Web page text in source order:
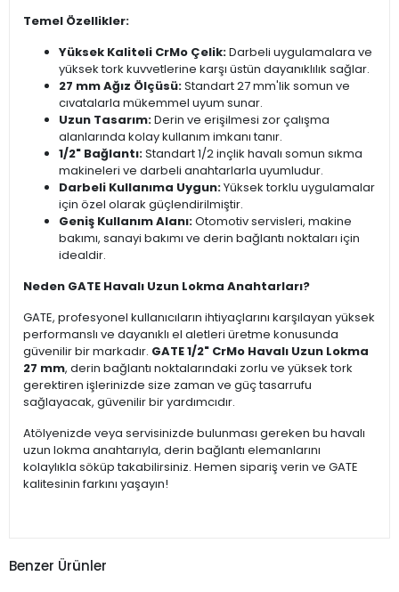
Temel Özellikler:
Yüksek Kaliteli CrMo Çelik:Darbeli uygulamalara ve
yüksek tork kuvvetlerine karşı üstün dayanıklılık sağlar.
27 mm Ağız Ölçüsü:Standart 27 mm'lik somun ve
cıvatalarla mükemmel uyum sunar.
Uzun Tasarım:Derin ve erişilmesi zor çalışma
alanlarında kolay kullanım imkanı tanır.
1/2" Bağlantı:Standart 1/2 inçlik havalı somun sıkma
makineleri ve darbeli anahtarlarla uyumludur.
Darbeli Kullanıma Uygun:Yüksek torklu uygulamalar
için özel olarak güçlendirilmiştir.
Geniş Kullanım Alanı:Otomotiv servisleri, makine
bakımı, sanayi bakımı ve derin bağlantı noktaları için
idealdir.
Neden GATE Havalı Uzun Lokma Anahtarları?
GATE, profesyonel kullanıcıların ihtiyaçlarını karşılayan yüksek
performanslı ve dayanıklı el aletleri üretme konusunda
güvenilir bir markadır. GATE 1/2" CrMo Havalı Uzun Lokma
27 mm, derin bağlantı noktalarındaki zorlu ve yüksek tork
gerektiren işlerinizde size zaman ve güç tasarrufu
sağlayacak, güvenilir bir yardımcıdır.
Atölyenizde veya servisinizde bulunması gereken bu havalı
uzun lokma anahtarıyla, derin bağlantı elemanlarını
kolaylıkla söküp takabilirsiniz. Hemen sipariş verin ve GATE
kalitesinin farkını yaşayın!
Benzer Ürünler